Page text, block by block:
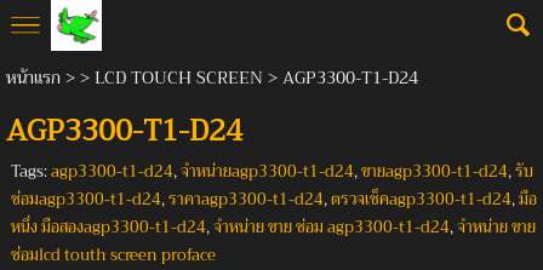
หน้าแรก> > LCD TOUCH SCREEN >AGP3300-T1-D24
AGP3300-T1-D24
Tags:agp3300-t1-d24,จำหน่ายagp3300-t1-d24,ขายagp3300-t1-d24,รับ
ซ่อมagp3300-t1-d24,ราคาagp3300-t1-d24,ตรวจเช็คagp3300-t1-d24,มือ
หนึ่ง มือสองagp3300-t1-d24,จำหน่าย ขาย ซ่อม agp3300-t1-d24,จำหน่าย ขาย
ซ่อมlcd touth screen proface